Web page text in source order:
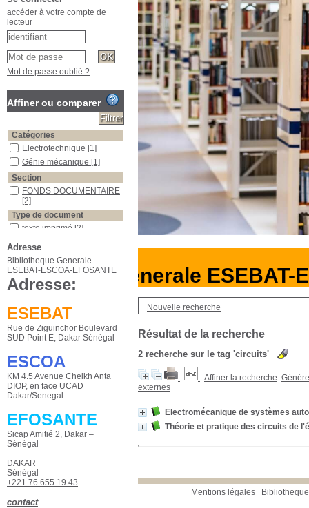
Generale ESEBAT-
Nouvelle recherche
Résultat de la recherche
2 recherche sur le tag 'circuits'
Affiner la recherche
externes
Electromécanique de systèmes
Théorie et pratique des circuits de
Mentions légales
accéder à votre compte de
lecteur
Mot de passe oublié ?
Affiner ou comparer
Catégories
Electrotechnique [1]
Génie mécanique [1]
Section
FONDS DOCUMENTAIRE
[2]
Type de document
texte imprimé [2]
Adresse
Bibliotheque Generale
ESEBAT-ESCOA-EFOSANTE
Adresse:
ESEBAT
Rue de Ziguinchor Boulevard
SUD Point E, Dakar Sénégal
ESCOA
KM 4.5 Avenue Cheikh Anta
DIOP, en face UCAD
Dakar/Senegal
EFOSANTE
Sicap Amitié 2, Dakar –
Sénégal
DAKAR
Sénégal
+221 76 655 19 43
contact